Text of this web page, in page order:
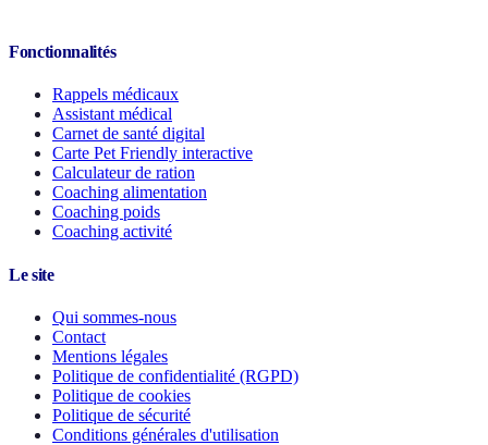
Fonctionnalités
Rappels médicaux
Assistant médical
Carnet de santé digital
Carte Pet Friendly interactive
Calculateur de ration
Coaching alimentation
Coaching poids
Coaching activité
Le site
Qui sommes-nous
Contact
Mentions légales
Politique de confidentialité (RGPD)
Politique de cookies
Politique de sécurité
Conditions générales d'utilisation